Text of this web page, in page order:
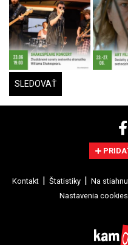
SLEDOVAŤ
Kontakt Štatistiky Na
Nastavenia cookies